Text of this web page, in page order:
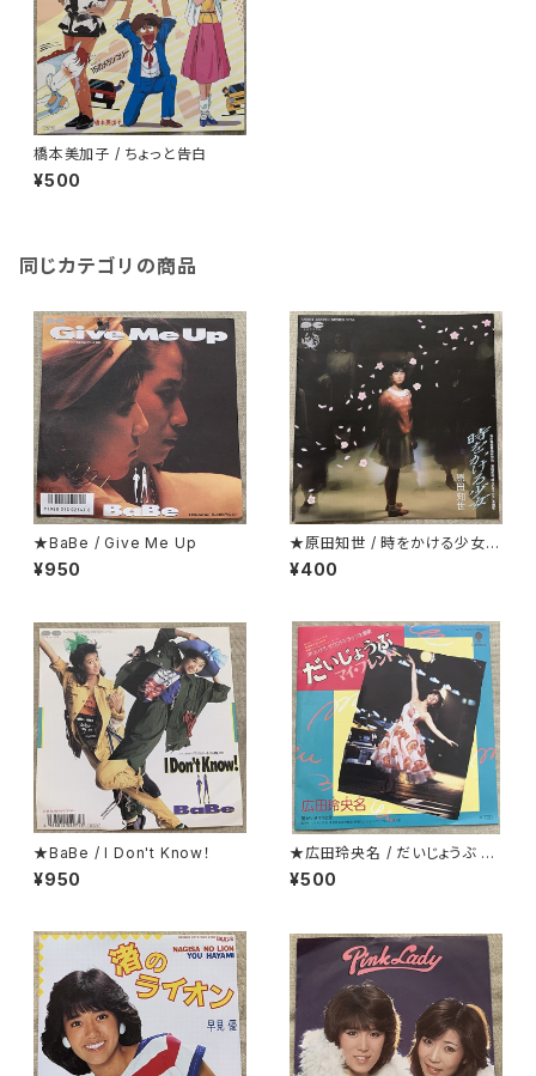
橋本美加子 / ちょっと告白
¥500
同じカテゴリの商品
★BaBe / Give Me Up
¥950
★原田知世 / 時をかける少女
見開くとカラー・ピンナップにな
っているジャケ
¥400
★BaBe / I Don't Know！
¥950
★広田玲央名 / だいじょうぶ マ
イ・フレンド
¥500